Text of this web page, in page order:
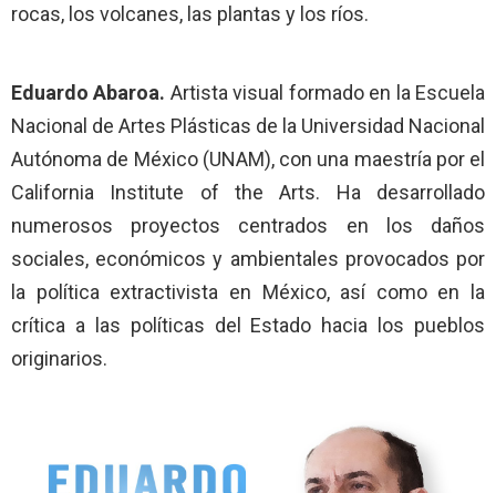
rocas, los volcanes, las plantas y los ríos.
Eduardo Abaroa. Artista visual formado en la Escuela
Nacional de Artes Plásticas de la Universidad Nacional
Autónoma de México (UNAM), con una maestría por el
California Institute of the Arts. Ha desarrollado
numerosos proyectos centrados en los daños
sociales, económicos y ambientales provocados por
la política extractivista en México, así como en la
crítica a las políticas del Estado hacia los pueblos
originarios.